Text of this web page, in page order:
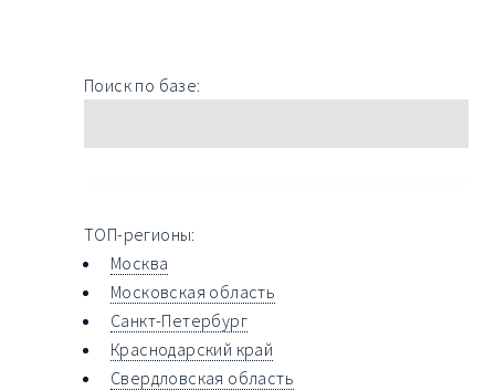
Поиск по базе:
ТОП-регионы:
Москва
Московская область
Санкт-Петербург
Краснодарский край
Свердловская область